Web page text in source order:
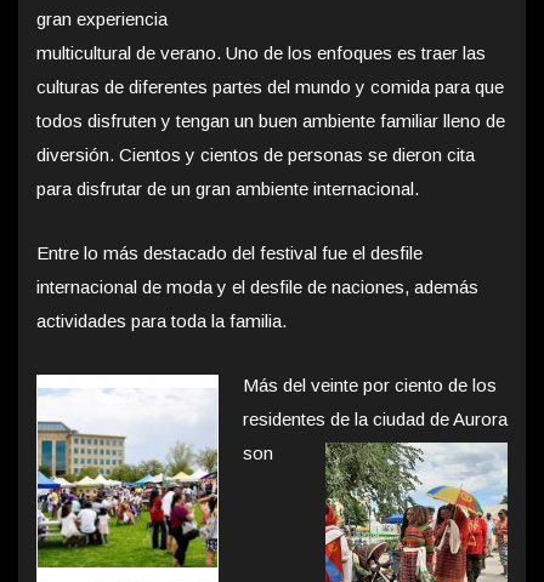
gran experiencia
multicultural de verano. Uno de los enfoques es traer las
culturas de diferentes partes del mundo y comida para que
todos disfruten y tengan un buen ambiente familiar lleno de
diversión. Cientos y cientos de personas se dieron cita
para disfrutar de un gran ambiente internacional.
Entre lo más destacado del festival fue el desfile
internacional de moda y el desfile de naciones, además
actividades para toda la familia.
Más del veinte por ciento de los
residentes de la ciudad de Aurora
son